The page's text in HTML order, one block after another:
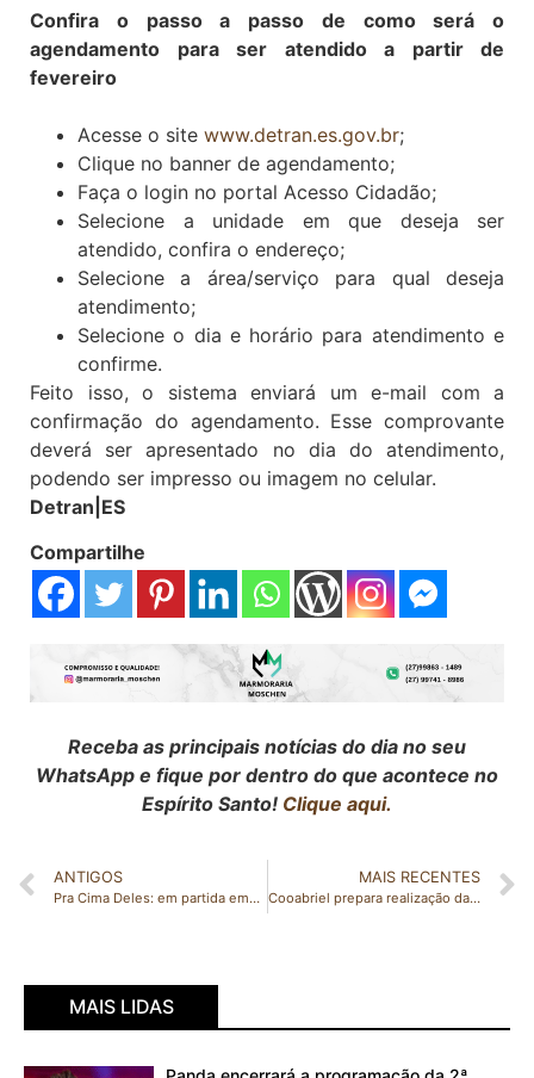
Confira o passo a passo de como será o
agendamento para ser atendido a partir de
fevereiro
Acesse o site www.detran.es.gov.br;
Clique no banner de agendamento;
Faça o login no portal Acesso Cidadão;
Selecione a unidade em que deseja ser
atendido, confira o endereço;
Selecione a área/serviço para qual deseja
atendimento;
Selecione o dia e horário para atendimento e
confirme.
Feito isso, o sistema enviará um e-mail com a
confirmação do agendamento. Esse comprovante
deverá ser apresentado no dia do atendimento,
podendo ser impresso ou imagem no celular.
Detran|ES
Compartilhe
Receba as principais notícias do dia no seu
WhatsApp e fique por dentro do que acontece no
Espírito Santo! Clique aqui.
ANTIGOS
Pra Cima Deles: em partida emocionante, CT VIVA vence o Aliança FC e se classifica para as quartas de finais da Copa Minas 10 Cup
MAIS RECENTES
Cooabriel prepara realização da Feira de Agronegócios – edição 2022
MAIS LIDAS